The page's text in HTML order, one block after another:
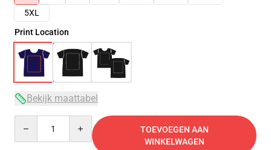
5XL
Print Location
Bekijk maattabel
TOEVOEGEN AAN
WINKELWAGEN